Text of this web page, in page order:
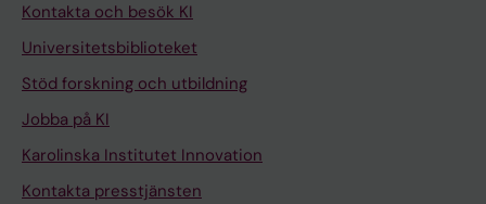
Kontakta och besök KI
Universitetsbiblioteket
Stöd forskning och utbildning
Jobba på KI
Karolinska Institutet Innovation
Kontakta presstjänsten